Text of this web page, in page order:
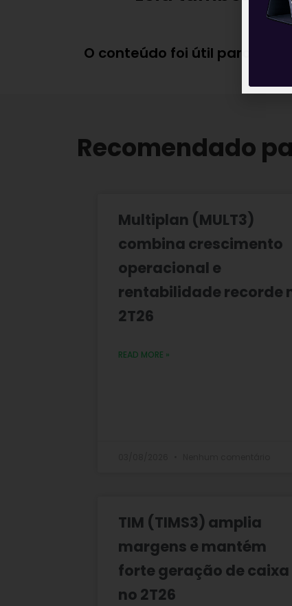
O conteúdo foi útil para
Recomendado
Multiplan (MULT3)
combina crescimento
operacional e
rentabilidade recorde
2T26
READ MORE »
TIM (TIMS3) amplia
margens e mantém
forte geração de caixa
no 2T26